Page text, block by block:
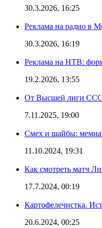
30.3.2026, 16:25
Реклама на радио в
30.3.2026, 16:19
Реклама на НТВ:
19.2.2026, 13:55
От Высшей лиги
7.11.2025, 19:00
Смех и шайбы:
11.10.2024, 19:31
Как смотреть матч
17.7.2024, 00:19
Картофелечистка.
20.6.2024, 00:25